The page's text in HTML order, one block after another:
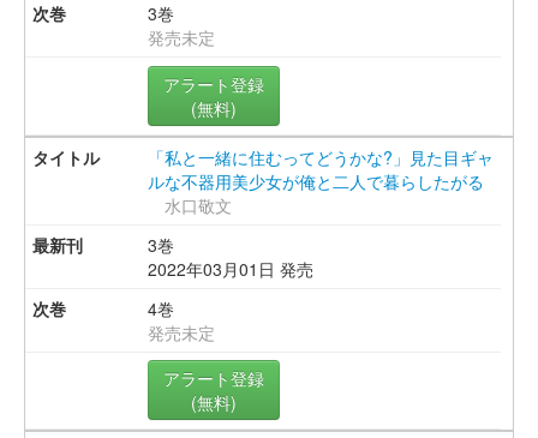
3巻
発売未定
アラート登録
(無料)
「私と一緒に住むってどうかな?」見た目ギャ
ルな不器用美少女が俺と二人で暮らしたがる
水口敬文
3巻
2022年03月01日 発売
4巻
発売未定
アラート登録
(無料)